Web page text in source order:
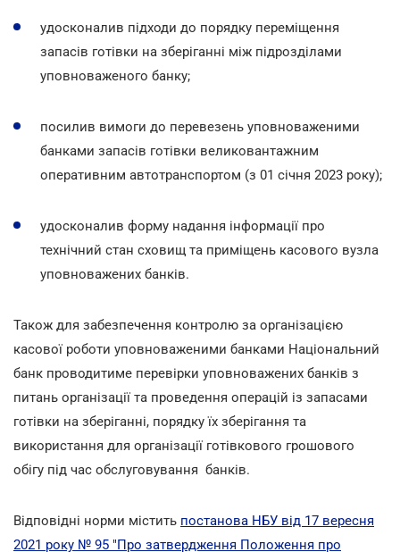
удосконалив підходи до порядку переміщення
запасів готівки на зберіганні між підрозділами
уповноваженого банку;
посилив вимоги до перевезень уповноваженими
банками запасів готівки великовантажним
оперативним автотранспортом (з 01 січня 2023 року);
удосконалив форму надання інформації про
технічний стан сховищ та приміщень касового вузла
уповноважених банків.
Також для забезпечення контролю за організацією
касової роботи уповноваженими банками Національний
банк проводитиме перевірки уповноважених банків з
питань організації та проведення операцій із запасами
готівки на зберіганні, порядку їх зберігання та
використання для організації готівкового грошового
обігу під час обслуговування банків.
Відповідні норми містить постанова НБУ від 17 вересня
2021 року № 95 "Про затвердження Положення про